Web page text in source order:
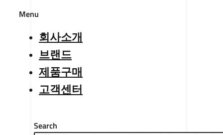
Menu
회사소개
브랜드
제품구매
고객센터
Search